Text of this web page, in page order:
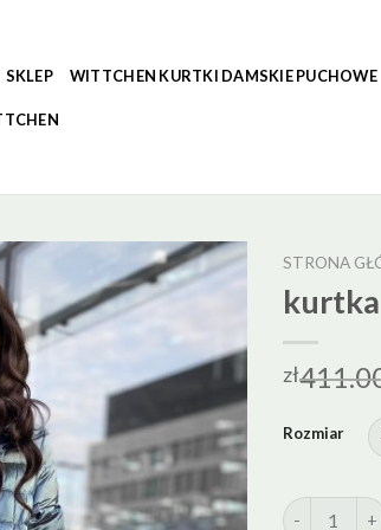
SKLEP WITTCHEN KURTKI DAMSKIE PUCHOWE
STRONA
zł
Rozmiar
ilość kurtka